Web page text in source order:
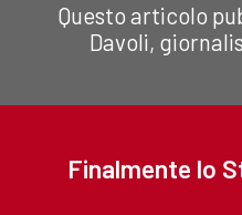
Questo articolo
Davoli,
Finalmente lo